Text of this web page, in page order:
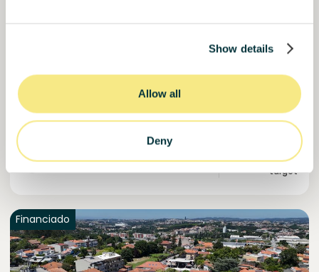
Show details
Allow all
Deny
interés anual
59%
Ya más de la mitad financiado. No te lo pierdas. del objetivo
Manizales 30000000€
target
Financiado